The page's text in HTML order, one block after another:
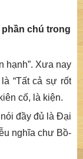
chú trong
hạnh”. Xưa nay
“Tất cả sự rốt
cố, là kiện.
đầy đủ làĐại
nghĩa chư Bồ-